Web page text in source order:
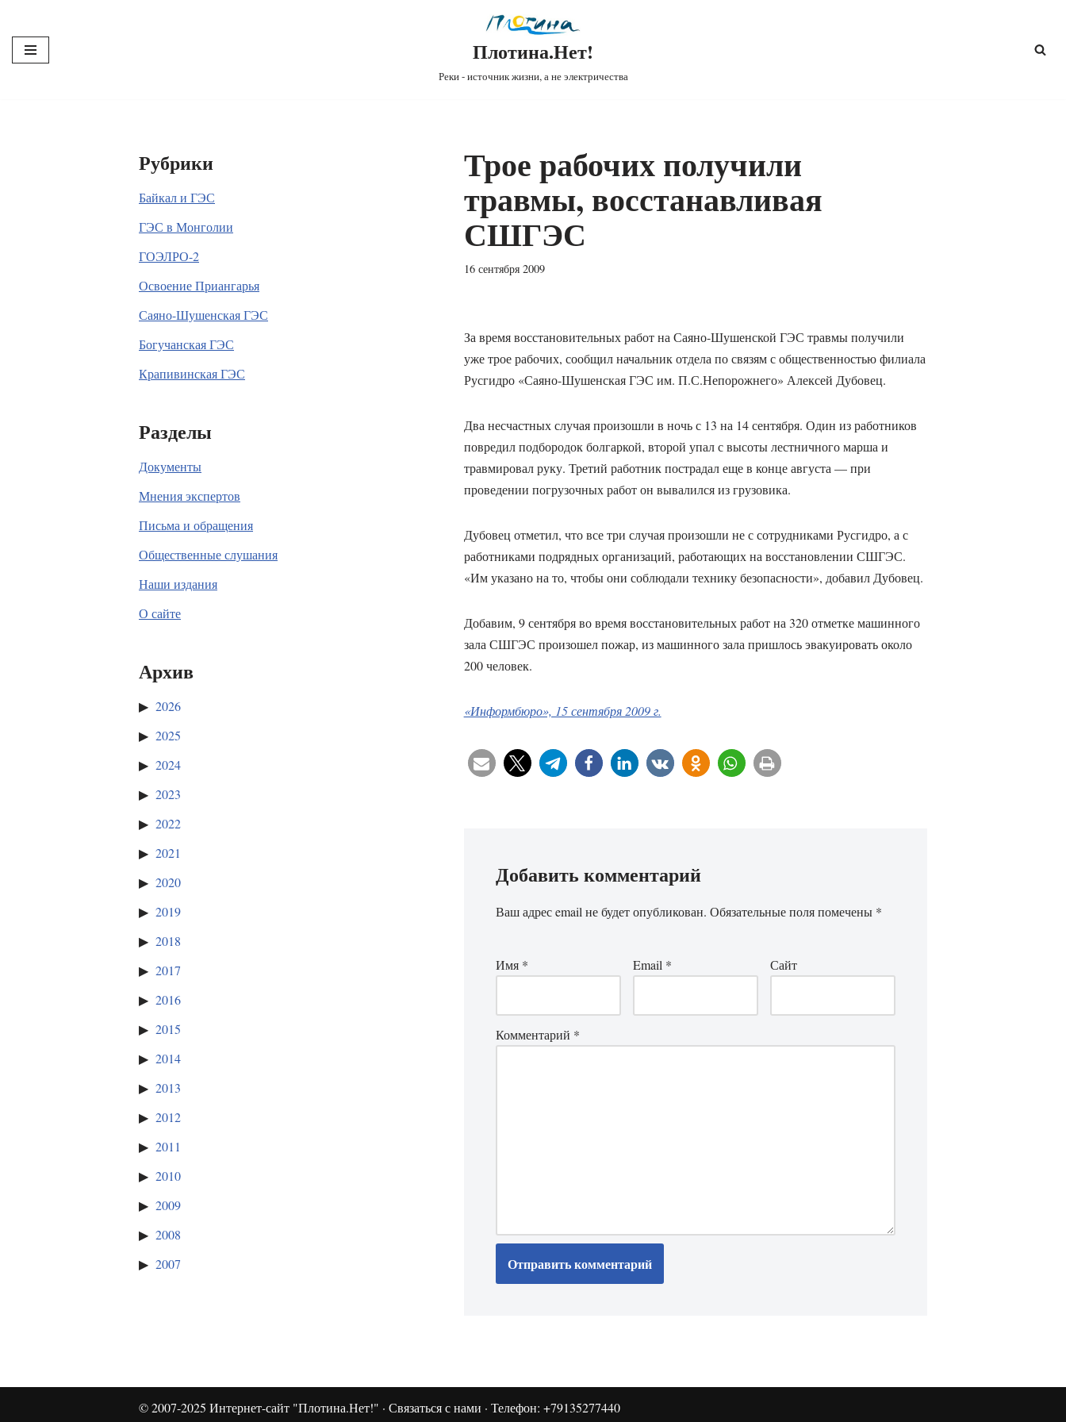
Перейти
к
Плотина.Нет!
Реки - источник жизни, а не электричества
Рубрики
Байкал и ГЭС
ГЭС в Монголии
ГОЭЛРО-2
Освоение Приангарья
Саяно-Шушенская ГЭС
Богучанская ГЭС
Крапивинская ГЭС
Разделы
Документы
Мнения экспертов
Письма и обращения
Общественные слушания
Наши издания
О сайте
Архив
2026
2025
2024
2023
2022
2021
2020
2019
2018
2017
2016
2015
2014
2013
2012
2011
2010
2009
2008
2007
Трое рабочих получили
травмы, восстанавливая
СШГЭС
16 сентября 2009
За время восстановительных работ на Саяно-Шушенской ГЭС травмы получили
уже трое рабочих, сообщил начальник отдела по связям с общественностью филиала
Русгидро «Саяно-Шушенская ГЭС им. П.С.Непорожнего» Алексей Дубовец.
Два несчастных случая произошли в ночь с 13 на 14 сентября. Один из работников
повредил подбородок болгаркой, второй упал с высоты лестничного марша и
травмировал руку. Третий работник пострадал еще в конце августа — при
проведении погрузочных работ он вывалился из грузовика.
Дубовец отметил, что все три случая произошли не с сотрудниками Русгидро, а с
работниками подрядных организаций, работающих на восстановлении СШГЭС.
«Им указано на то, чтобы они соблюдали технику безопасности», добавил Дубовец.
Добавим, 9 сентября во время восстановительных работ на 320 отметке машинного
зала СШГЭС произошел пожар, из машинного зала пришлось эвакуировать около
200 человек.
«Информбюро», 15 сентября 2009 г.
Добавить комментарий
Ваш адрес email не будет опубликован. Обязательные поля помечены *
Имя * Email * Сайт
Комментарий *
© 2007-2025 Интернет-сайт "Плотина.Нет!" · Связаться с нами · Телефон: +79135277440